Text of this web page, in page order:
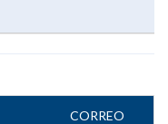
CORREO